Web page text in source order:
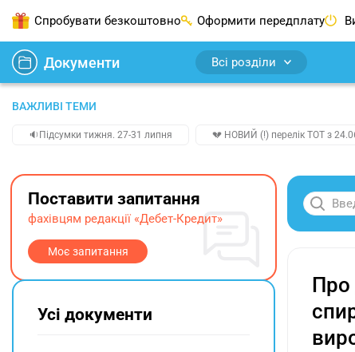
Спробувати безкоштовно Оформити передплату
Документи Всі розділи
ВАЖЛИВІ ТЕМИ
🔉Підсумки тижня. 27-31 липня 💔 НОВИЙ (!) перелік ТОТ з
Про
Поставити запитання
фахівцям редакції «Дебет-Кредит»
Моє запитання
Усі документи